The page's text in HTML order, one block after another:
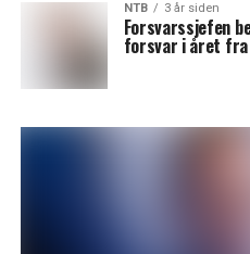
NTB 3 år siden
Forsvarssjefen
forsvar i året